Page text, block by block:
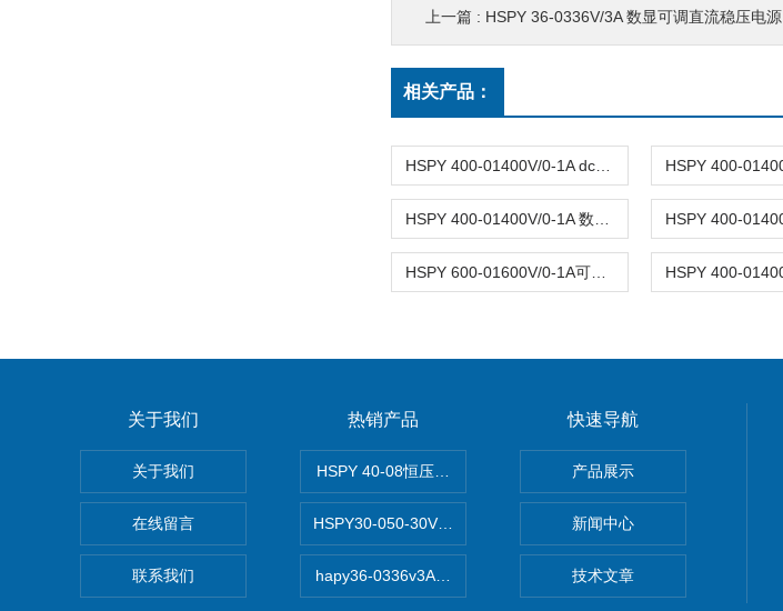
上一篇 : HSPY 36-0336V/3A 数显可调直流稳压电源
相关产品：
关于我们
关于我们
在线留言
联系我们
热销产品
HSPY 40-08恒压恒流恒功率电源
HSPY30-050-30V/-05A可调直流稳压电源
hapy36-0336v3A高精度小型可编程直流稳压电源
快速导航
产品展示
新闻中心
技术文章